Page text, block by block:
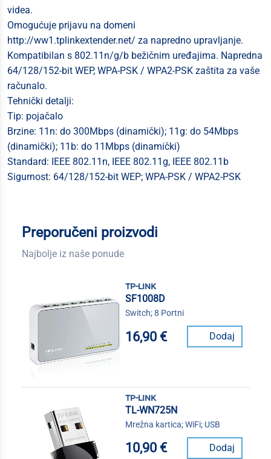
videa.
Omogućuje prijavu na domeni
http://ww1.tplinkextender.net/ za napredno upravljanje.
Kompatibilan s 802.11n/g/b bežičnim uređajima. Napredna
64/128/152-bit WEP, WPA-PSK / WPA2-PSK zaštita za vaše
računalo.
Tehnički detalji:
Tip: pojačalo
Brzine: 11n: do 300Mbps (dinamički); 11g: do 54Mbps
(dinamički); 11b: do 11Mbps (dinamički)
Standard: IEEE 802.11n, IEEE 802.11g, IEEE 802.11b
Sigurnost: 64/128/152-bit WEP; WPA-PSK / WPA2-PSK
Preporučeni proizvodi
Najbolje iz naše ponude
tp-link
SF1008D
Switch; 8 Portni
16,90 € Dodaj
tp-link
TL-WN725N
Mrežna kartica; WiFi; USB
10,90 € Dodaj